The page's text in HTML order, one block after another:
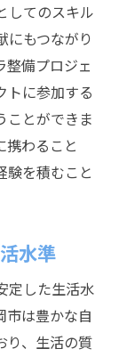
してのスキル
にもつながり
整備プロジェ
トに参加する
ことができま
携わること
験を積むこと
水準
定した生活水
市は豊かな自
り、生活の質